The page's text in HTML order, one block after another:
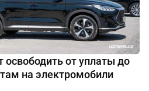
освободить от уплаты до
на электромобили